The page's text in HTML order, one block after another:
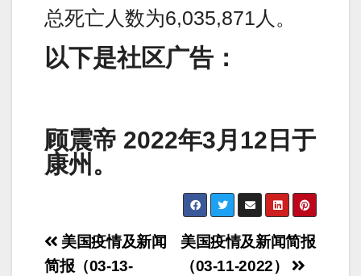
总死亡人数为6,035,871人。
以下是社区广告：
顾震帝 2022年3月12日于
康州。
Post
美国疫情及新闻简报
（03-11-2022）
美国疫情及新闻
简报（03-13-